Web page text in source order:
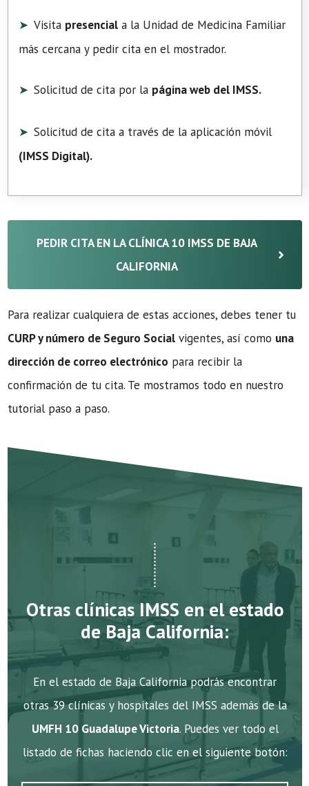
Visita presencial a la Unidad de Medicina Familiar
más cercana y pedir cita en el mostrador.
Solicitud de cita por la página web del IMSS.
Solicitud de cita a través de la aplicación móvil
(IMSS Digital).
PEDIR CITA EN LA CLÍNICA 10 IMSS DE BAJA
CALIFORNIA
Para realizar cualquiera de estas acciones, debes tener tu
CURP y número de Seguro Social vigentes, así como una
dirección de correo electrónico para recibir la
confirmación de tu cita. Te mostramos todo en nuestro
tutorial paso a paso.
Otras clínicas IMSS en el estado
de Baja California:
En el estado de Baja California podrás encontrar
otras 39 clínicas y hospitales del IMSS además de la
UMFH 10 Guadalupe Victoria. Puedes ver todo el
listado de fichas haciendo clic en el siguiente botón: